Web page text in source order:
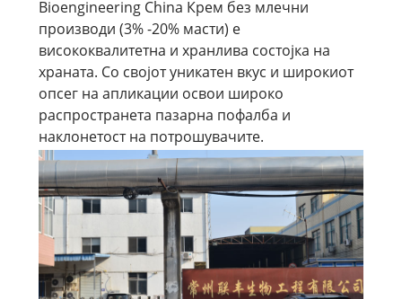
Bioengineering China Крем без млечни
производи (3% -20% масти) е
висококвалитетна и хранлива состојка на
храната. Со својот уникатен вкус и широкиот
опсег на апликации освои широко
распространета пазарна пофалба и
наклонетост на потрошувачите.